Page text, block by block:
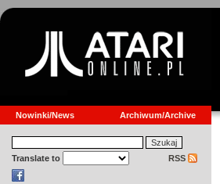
Nowinki/News Archiwum/Archive
Translate to RSS